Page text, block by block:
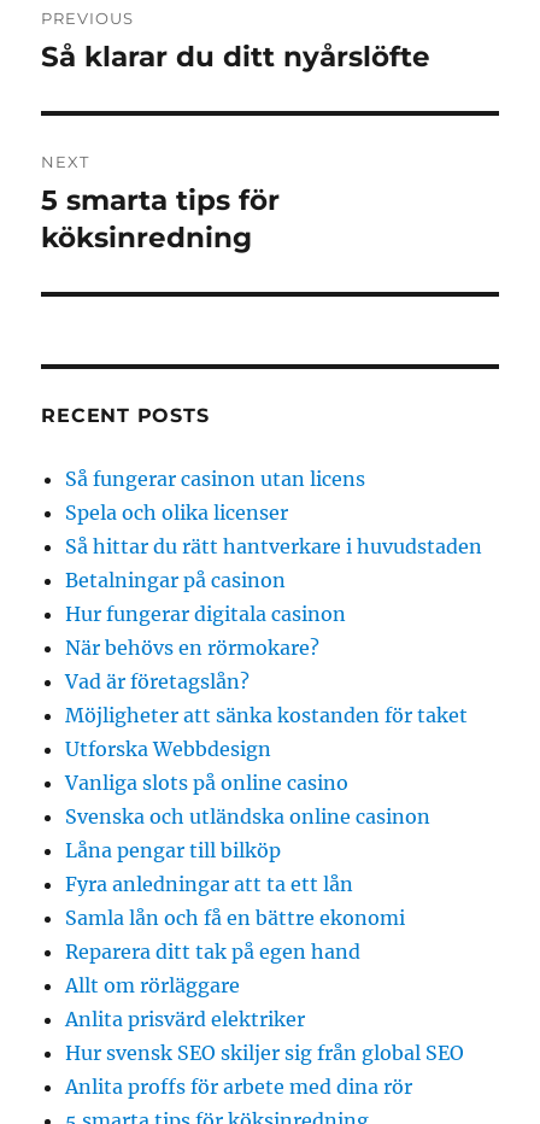
navigation
PREVIOUS
Previous
Så klarar du ditt nyårslöfte
NEXT
Next
post:
5 smarta tips för
köksinredning
RECENT POSTS
Så fungerar casinon utan licens
Spela och olika licenser
Så hittar du rätt hantverkare i huvudstaden
Betalningar på casinon
Hur fungerar digitala casinon
När behövs en rörmokare?
Vad är företagslån?
Möjligheter att sänka kostanden för taket
Utforska Webbdesign
Vanliga slots på online casino
Svenska och utländska online casinon
Låna pengar till bilköp
Fyra anledningar att ta ett lån
Samla lån och få en bättre ekonomi
Reparera ditt tak på egen hand
Allt om rörläggare
Anlita prisvärd elektriker
Hur svensk SEO skiljer sig från global SEO
Anlita proffs för arbete med dina rör